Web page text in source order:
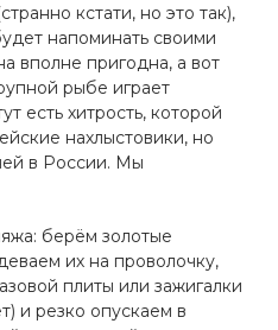
кстати, но это так),
напоминать своими
вполне пригодна, а вот
рыбе играет
есть хитрость, которой
нахлыстовики, но
в России. Мы
берём золотые
их на проволочку,
плиты или зажигалки
и резко опускаем в